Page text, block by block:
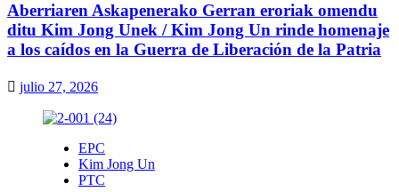
Aberriaren Askapenerako Gerran eroriak omendu
ditu Kim Jong Unek / Kim Jong Un rinde homenaje
a los caídos en la Guerra de Liberación de la Patria
julio 27, 2026
EPC
Kim Jong Un
PTC